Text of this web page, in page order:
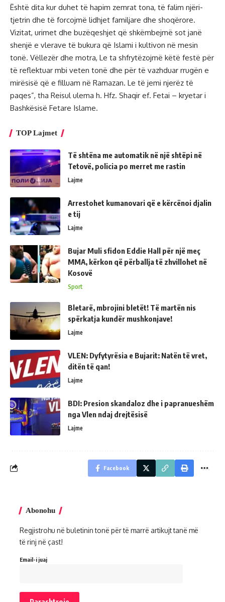
Është dita kur duhet të hapim zemrat tona, të falim njëri-
tjetrin dhe të forcojmë lidhjet familjare dhe shoqërore.
Vizitat, urimet dhe buzëqeshjet që shkëmbejmë sot janë
shenjë e vlerave të bukura që Islami i kultivon në mesin
tonë. Vëllezër dhe motra, Le ta shfrytëzojmë këtë festë për
të reflektuar mbi veten tonë dhe për të vazhduar rrugën e
mirësisë që e filluam në Ramazan. Le të jemi njerëz të
paqes”, tha Reisul ulema h. Hfz. Shaqir ef. Fetai – kryetar i
Bashkësisë Fetare Islame.
TOP Lajmet
Të shtëna me automatik në një shtëpi në
Tetovë, policia po merret me rastin
Lajme
Arrestohet kumanovari që e kërcënoi djalin
e tij
Lajme
Bujar Muli sfidon Eddie Hall për një meç
MMA, kërkon që përballja të zhvillohet në
Kosovë
Sport
Bletarë, mbrojini bletët! Të martën nis
spërkatja kundër mushkonjave!
Lajme
VLEN: Dyfytyrësia e Bujarit: Natën të vret,
ditën të qan!
Lajme
BDI: Presion skandaloz dhe i papranueshëm
nga Vlen ndaj drejtësisë
Lajme
Facebook
Abonohu
Regjistrohu në buletinin tonë për të marrë artikujt tanë më
të rinj në çast!
Email-i juaj